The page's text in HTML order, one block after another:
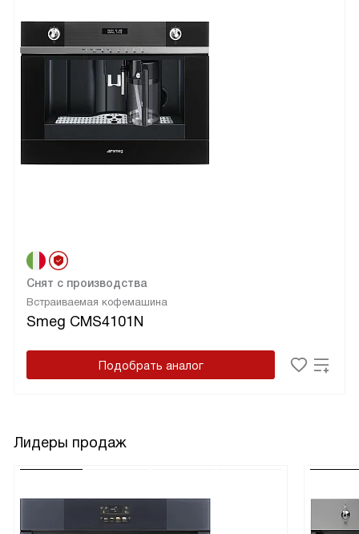
Встраиваемая кофемашина
Smeg CMS4101N
Снят с производства
Подобрать аналог
Лидеры продаж